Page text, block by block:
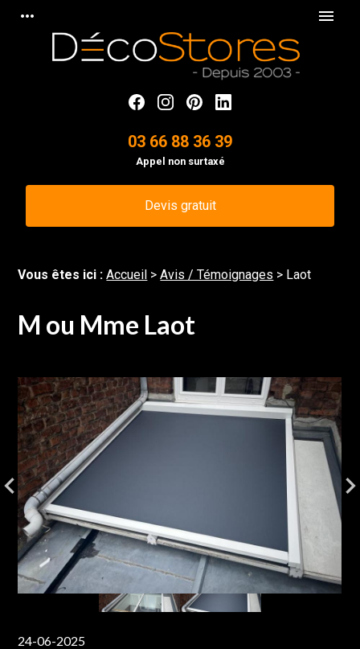
more_horiz menu
03 66 88 36 39
Appel non surtaxé
Devis gratuit
Vous êtes ici :Accueil >Avis / Témoignages > Laot
M ou Mme Laot
24-06-2025